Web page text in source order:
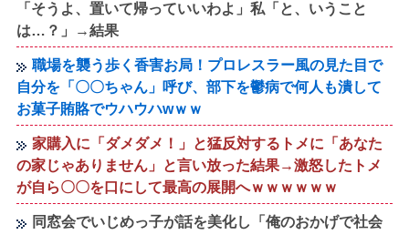
「そうよ、置いて帰っていいわよ」私「と、いうこと
は…？」→結果
職場を襲う歩く香害お局！プロレスラー風の見た目で
自分を「〇〇ちゃん」呼び、部下を鬱病で何人も潰して
お菓子賄賂でウハウハwｗｗ
家購入に「ダメダメ！」と猛反対するトメに「あなた
の家じゃありません」と言い放った結果→激怒したトメ
が自ら〇〇を口にして最高の展開へｗｗｗｗｗｗ
同窓会でいじめっ子が話を美化し「俺のおかげで社会